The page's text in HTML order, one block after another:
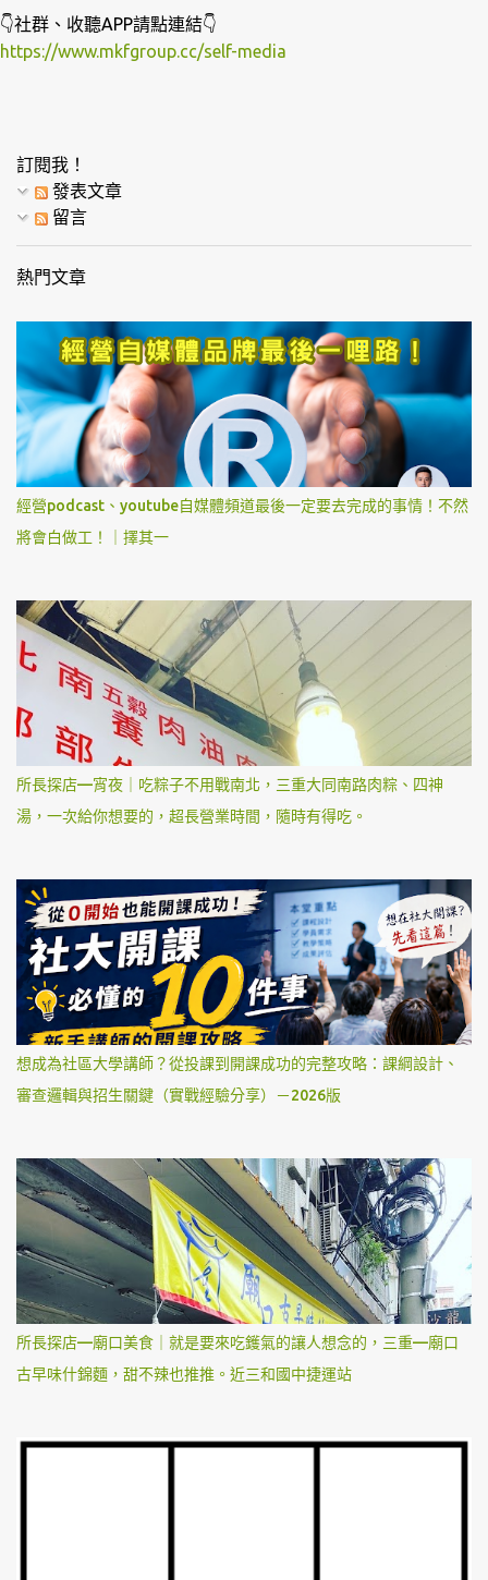
👇社群、收聽APP請點連結👇
https://www.mkfgroup.cc/self-media
訂閱我！
發表文章
留言
熱門文章
經營podcast、youtube自媒體頻道最後一定要去完成的事情！不然
將會白做工！｜擇其一
所長探店—宵夜｜吃粽子不用戰南北，三重大同南路肉粽、四神
湯，一次給你想要的，超長營業時間，隨時有得吃。
想成為社區大學講師？從投課到開課成功的完整攻略：課綱設計、
審查邏輯與招生關鍵（實戰經驗分享）－2026版
所長探店—廟口美食｜就是要來吃鑊氣的讓人想念的，三重—廟口
古早味什錦麵，甜不辣也推推。近三和國中捷運站